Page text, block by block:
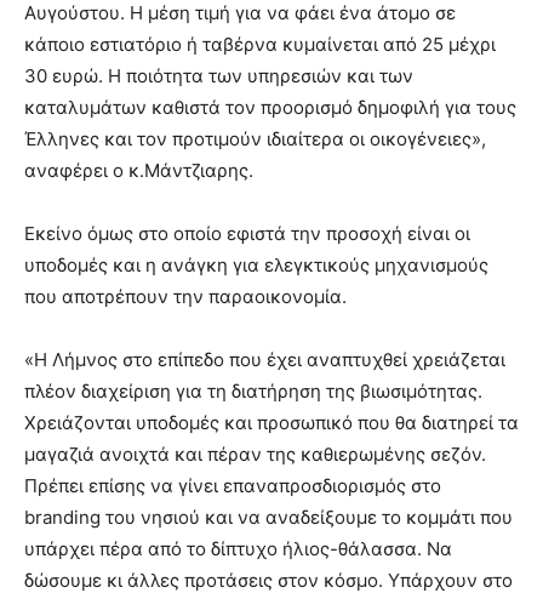
Αυγούστου. Η μέση τιμή για να φάει ένα άτομο σε
κάποιο εστιατόριο ή ταβέρνα κυμαίνεται από 25 μέχρι
30 ευρώ. Η ποιότητα των υπηρεσιών και των
καταλυμάτων καθιστά τον προορισμό δημοφιλή για τους
Έλληνες και τον προτιμούν ιδιαίτερα οι οικογένειες»,
αναφέρει ο κ.Μάντζιαρης.
Εκείνο όμως στο οποίο εφιστά την προσοχή είναι οι
υποδομές και η ανάγκη για ελεγκτικούς μηχανισμούς
που αποτρέπουν την παραοικονομία.
«Η Λήμνος στο επίπεδο που έχει αναπτυχθεί χρειάζεται
πλέον διαχείριση για τη διατήρηση της βιωσιμότητας.
Χρειάζονται υποδομές και προσωπικό που θα διατηρεί τα
μαγαζιά ανοιχτά και πέραν της καθιερωμένης σεζόν.
Πρέπει επίσης να γίνει επαναπροσδιορισμός στο
branding του νησιού και να αναδείξουμε το κομμάτι που
υπάρχει πέρα από το δίπτυχο ήλιος-θάλασσα. Να
δώσουμε κι άλλες προτάσεις στον κόσμο. Υπάρχουν στο